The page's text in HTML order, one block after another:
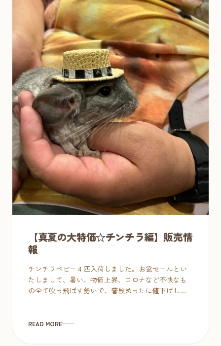
【真夏の大特価☆チンチラ編】販売情
報
チンチラベビー４匹入荷しました。お盆セールとい
たしまして、暑い、物価上昇、コロナなど不快なも
の全て吹っ飛ばす勢いで、普段めったに値下げしな
READ MORE